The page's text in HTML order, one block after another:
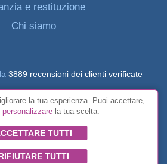
e restituzione
Chi siamo
3889 recensioni dei clienti verificate
riservati FunToCome
generali
la tua esperienza. Puoi accettare,
personalizzarela tua scelta.
TUTTI
TUTTI